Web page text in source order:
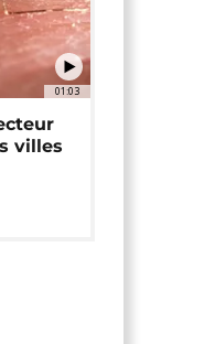
01:03
villes